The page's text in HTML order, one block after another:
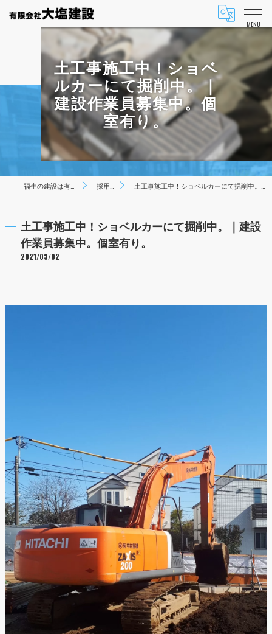
MENU
土工事施工中！ショベ
ルカーにて掘削中。｜
建設作業員募集中。個
室有り。
福生の建設は有限会社大塩建設 採用ブログ 土工事施工中！ショベルカーにて掘削中。｜建設作業員募集中。個室有り。
土工事施工中！ショベルカーにて掘削中。｜建設
作業員募集中。個室有り。
2021/03/02